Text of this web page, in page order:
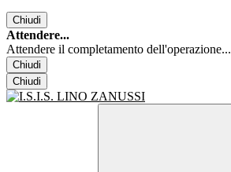
Chiudi
Attendere...
Attendere il completamento dell'operazione...
Chiudi
Chiudi